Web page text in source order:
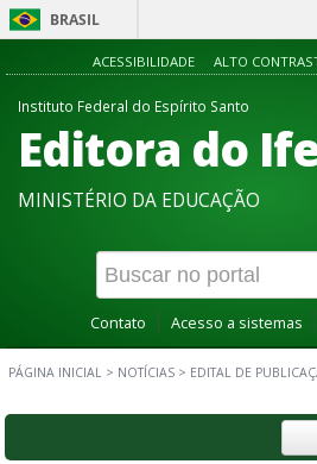
BRASIL
ACESSIBILIDADE ALTO
Instituto Federal do Espírito Santo
Editora do
MINISTÉRIO DA EDUCAÇÃO
Contato Acesso a sistemas
PÁGINA INICIAL > NOTÍCIAS > EDITAL DE